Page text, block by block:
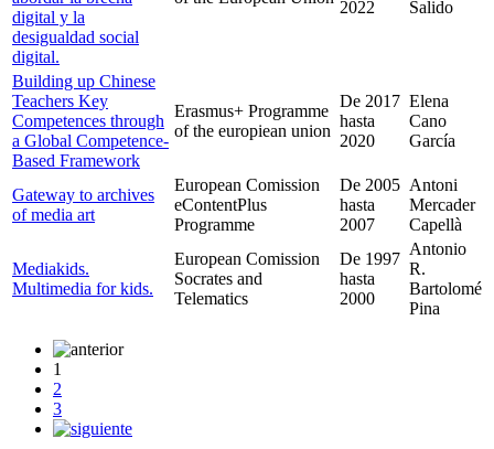
digital y la
desigualdad social
digital.
2022
Salido
Building up Chinese
Teachers Key
Competences through
a Global Competence-
Based Framework
Erasmus+ Programme
of the europiean union
De 2017
hasta
2020
Elena
Cano
García
Gateway to archives
of media art
European Comission
eContentPlus
Programme
De 2005
hasta
2007
Antoni
Mercader
Capellà
Mediakids.
Multimedia for kids.
European Comission
Socrates and
Telematics
De 1997
hasta
2000
Antonio
R.
Bartolomé
Pina
1
2
3